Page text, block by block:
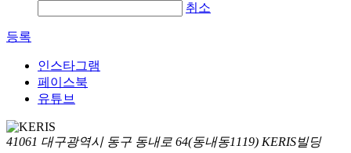
취소
등록
인스타그램
페이스북
유튜브
41061 대구광역시 동구 동내로 64(동내동1119) KERIS빌딩